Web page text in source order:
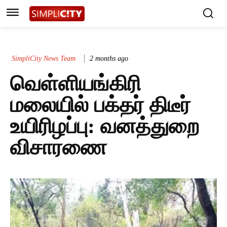
SimpliCity News Team 2 months ago
வெள்ளியங்கிரி
மலையில் பக்தர் திடீர்
உயிரிழப்பு: வனத்துறை
விசாரணை